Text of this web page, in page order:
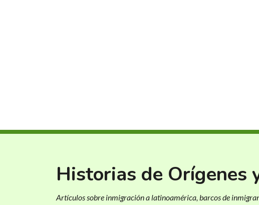
Historias de Orígenes
Artículos sobre inmigración a latinoamérica, barcos de